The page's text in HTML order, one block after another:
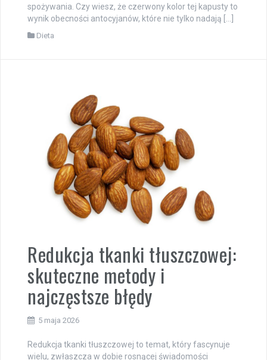
spożywania. Czy wiesz, że czerwony kolor tej kapusty to
wynik obecności antocyjanów, które nie tylko nadają […]
Dieta
Redukcja tkanki tłuszczowej:
skuteczne metody i
najczęstsze błędy
5 maja 2026
Redukcja tkanki tłuszczowej to temat, który fascynuje
wielu, zwłaszcza w dobie rosnącej świadomości